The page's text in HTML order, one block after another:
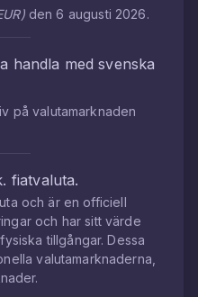
)den6 augusti 2026.
handla medsvenska
på valutamarknaden
fiatvaluta.
och är en officiell
och har sitt värde
tillgångar. Dessa
valutamarknaderna,